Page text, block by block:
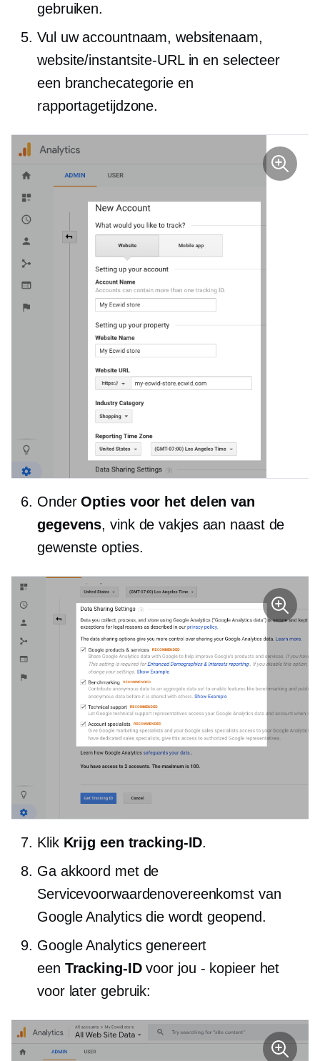
gebruiken.
Vul uw accountnaam, websitenaam,
website/instantsite-URL in en selecteer
een branchecategorie en
rapportagetijdzone.
OnderOpties voor het delen van
gegevens, vink de vakjes aan naast de
gewenste opties.
Klik Krijg een tracking-ID.
Ga akkoord met de
Servicevoorwaardenovereenkomst van
Google Analytics die wordt geopend.
Google Analytics genereert
een Tracking-IDvoor jou - kopieer het
voor later gebruik: